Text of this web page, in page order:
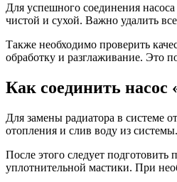
Для успешного соединения
чистой и сухой. Важно удалить
Также необходимо проверить
обработку и разглаживание. Это
Как соединить
Для замены радиатора в системе
отопления и слив воду из
После этого следует
уплотнительной мастики. При